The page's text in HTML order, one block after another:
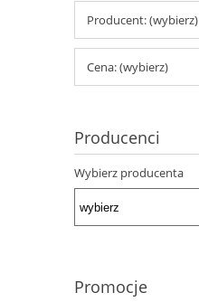
Producent: (wybierz)
Cena: (wybierz)
Producenci
Wybierz producenta
Promocje